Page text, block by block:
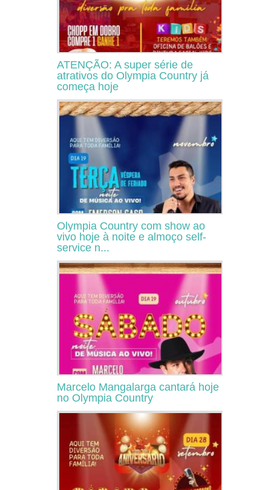
ATENÇÃO: A super série de
atrativos do Olympia Country já
começa hoje
Olympia Country com show ao
vivo hoje à noite e almoço self-
service n...
Marcelo Mangalarga cantará hoje
no Olympia Country